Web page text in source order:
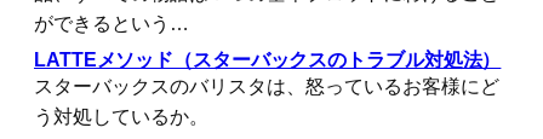
ができるという…
LATTEメソッド（スターバックスのトラブル対処法）
スターバックスのバリスタは、怒っているお客様にど
う対処しているか。